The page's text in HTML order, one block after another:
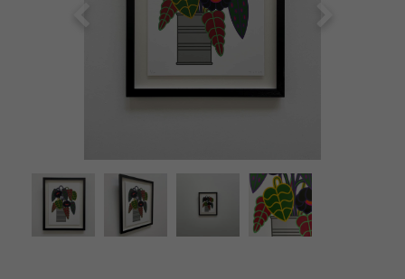
- editie van 30 - De Kunsthuizen